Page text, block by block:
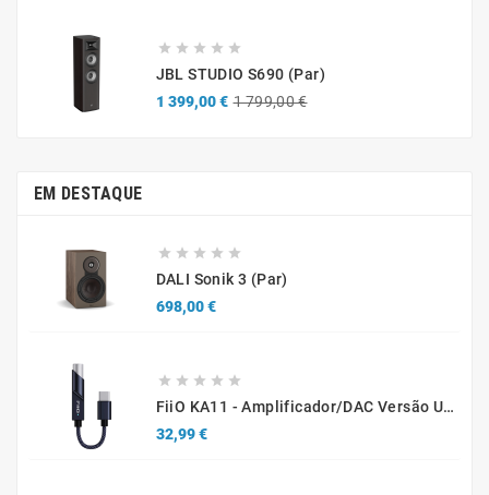
    
JBL STUDIO S690 (par)
1 399,00 € 1 799,00 €
EM DESTAQUE
    
DALI Sonik 3 (par)
698,00 €Preço
    
FiiO KA11 - Amplificador/DAC Versão USB-C
32,99 €Preço